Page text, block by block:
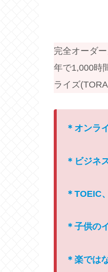
完全オーダ
年で1,000時
ライズ
＊オンラ
＊ビジネ
＊TOEIC
＊子供の
＊楽では